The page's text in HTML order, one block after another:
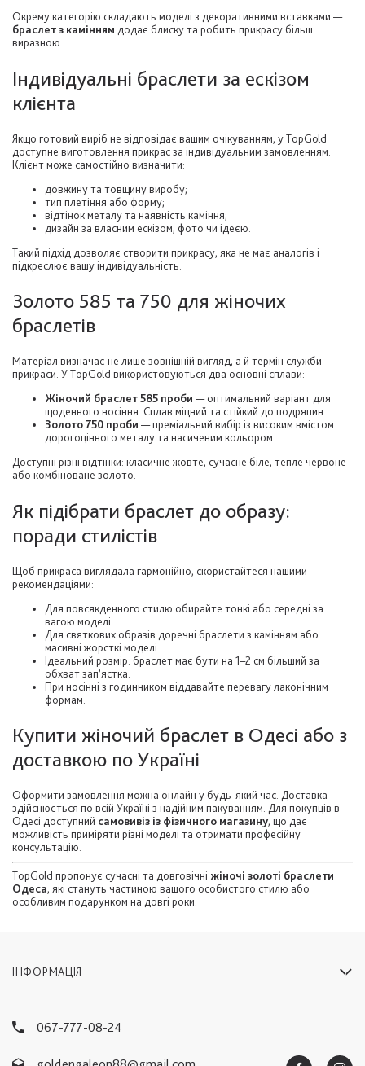
Окрему категорію складають моделі з декоративними вставками —
браслет з камінням додає блиску та робить прикрасу більш
виразною.
Індивідуальні браслети за ескізом
клієнта
Якщо готовий виріб не відповідає вашим очікуванням, у TopGold
доступне виготовлення прикрас за індивідуальним замовленням.
Клієнт може самостійно визначити:
довжину та товщину виробу;
тип плетіння або форму;
відтінок металу та наявність каміння;
дизайн за власним ескізом, фото чи ідеєю.
Такий підхід дозволяє створити прикрасу, яка не має аналогів і
підкреслює вашу індивідуальність.
Золото 585 та 750 для жіночих
браслетів
Матеріал визначає не лише зовнішній вигляд, а й термін служби
прикраси. У TopGold використовуються два основні сплави:
Жіночий браслет 585 проби — оптимальний варіант для
щоденного носіння. Сплав міцний та стійкий до подряпин.
Золото 750 проби — преміальний вибір із високим вмістом
дорогоцінного металу та насиченим кольором.
Доступні різні відтінки: класичне жовте, сучасне біле, тепле червоне
або комбіноване золото.
Як підібрати браслет до образу:
поради стилістів
Щоб прикраса виглядала гармонійно, скористайтеся нашими
рекомендаціями:
Для повсякденного стилю обирайте тонкі або середні за
вагою моделі.
Для святкових образів доречні браслети з камінням або
масивні жорсткі моделі.
Ідеальний розмір: браслет має бути на 1–2 см більший за
обхват зап’ястка.
При носінні з годинником віддавайте перевагу лаконічним
формам.
Купити жіночий браслет в Одесі або з
доставкою по Україні
Оформити замовлення можна онлайн у будь-який час. Доставка
здійснюється по всій Україні з надійним пакуванням. Для покупців в
Одесі доступний самовивіз із фізичного магазину, що дає
можливість приміряти різні моделі та отримати професійну
консультацію.
TopGold пропонує сучасні та довговічні жіночі золоті браслети
Одеса, які стануть частиною вашого особистого стилю або
особливим подарунком на довгі роки.
ІНФОРМАЦІЯ
067-777-08-24